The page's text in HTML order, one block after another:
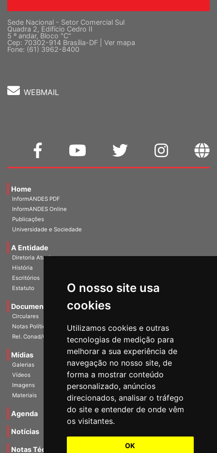
O nosso site usa
cookies
Utilizamos cookies e outras
tecnologias de medição para
melhorar a sua experiência de
navegação no nosso site, de
forma a mostrar conteúdo
personalizado, anúncios
direcionados, analisar o tráfego
do site e entender de onde vêm
os visitantes.
OK
Sede Nacional - Setor Comercial Sul
Quadra 2, Edifício Cedro II
5 º andar, Bloco "C"
Cep: 70302-914 Brasília-DF | Ver mapa
Fone: (61) 3962-8400
WEBMAIL
Home
InformANDES PDF
InformANDES Online
Publicações
Universidade e Sociedade
A Entidade
Diretoria Atual
História
Escritórios
Estatuto
Documentos
Circulares
Notas Políticas
Rel. Conad/Congresso
Mídias
Galerias
Vídeos
Imagens
Materiais
Agenda
Notícias
Notas Técnicas